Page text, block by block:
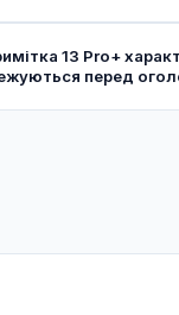
13 Pro+
перед